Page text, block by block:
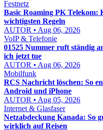
Festnetz
Basic Roaming PK Telekom:
wichtigsten Regeln
AUTOR • Aug 06, 2026
VoIP & Telefonie
01525 Nummer ruft ständig
ich jetzt tue
AUTOR • Aug 06, 2026
Mobilfunk
RCS Nachricht löschen: So
Android und iPhone
AUTOR • Aug 05, 2026
Internet & Glasfaser
Netzabdeckung Kanada: So
wirklich auf Reisen